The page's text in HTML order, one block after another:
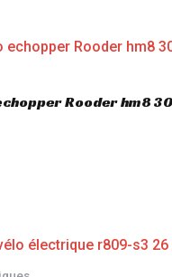
Rooder hm8